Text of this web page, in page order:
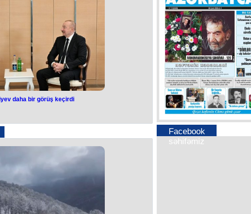
Prezidenti İlham Əliyev noyabrın 13-də
(BVF) Sərəncamçı direktoru Kristalina
da iştirakına görə Kristalina Georgiyevaya
ilə BVF arasında əməkdaşlığın
etdi, əməkdaşlığımızın böyük hissəsinin
üzrə məsləhətləşmələrdən ibarət olduğunu
vurğuladı.
ilə sıx əməkdaşlığın davam etdirilməsinin
başçısı xüsusən də Azərbaycanın COP29-a
olan ölkələrə əlavə maliyyə təminatı
daha bir görüş keçirdi
Facebook
səhifəmiz